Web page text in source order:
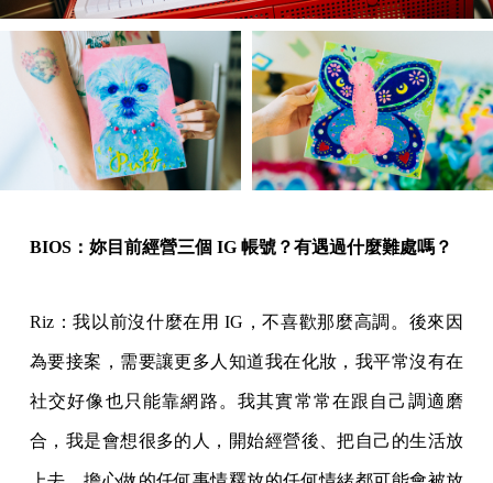
BIOS：妳目前經營三個 IG 帳號？有遇過什麼難處嗎？
Riz：我以前沒什麼在用 IG，不喜歡那麼高調。後來因
為要接案，需要讓更多人知道我在化妝，我平常沒有在
社交好像也只能靠網路。我其實常常在跟自己調適磨
合，我是會想很多的人，開始經營後、把自己的生活放